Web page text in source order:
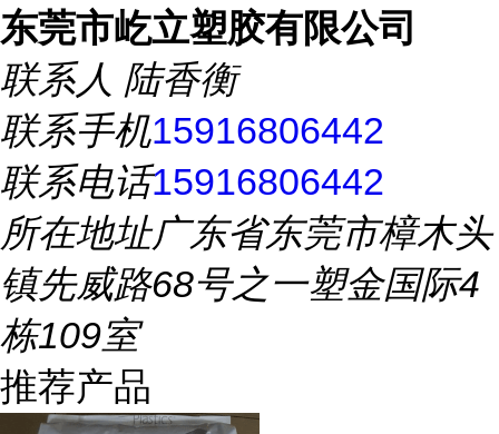
东莞市屹立塑胶有限公司
联系人 陆香衡
联系手机15916806442
联系电话15916806442
所在地址广东省东莞市樟木头
镇先威路68号之一塑金国际4
栋109室
推荐产品